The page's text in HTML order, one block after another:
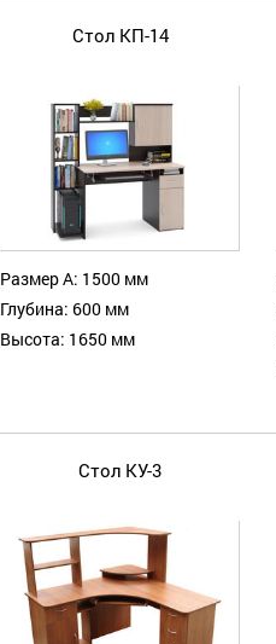
Стол КП-14
Размер А: 1500 мм
Глубина: 600 мм
Высота: 1650 мм
Стол КУ-3